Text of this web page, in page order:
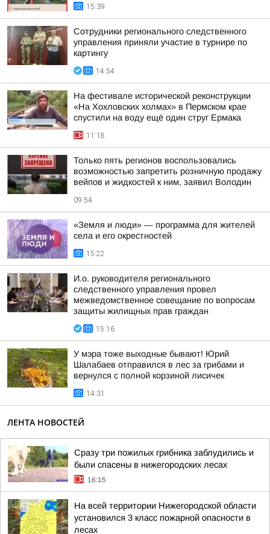
15:39
Сотрудники регионального следственного
управления приняли участие в турнире по
картингу
14:54
На фестивале исторической реконструкции
«На Хохловских холмах» в Пермском крае
спустили на воду ещё один струг Ермака
11:18
Только пять регионов воспользовались
возможностью запретить розничную продажу
вейпов и жидкостей к ним, заявил Володин
09:54
«Земля и люди» — программа для жителей
села и его окрестностей
15:22
И.о. руководителя регионального
следственного управления провел
межведомственное совещание по вопросам
защиты жилищных прав граждан
15:16
У мэра тоже выходные бывают! Юрий
Шалабаев отправился в лес за грибами и
вернулся с полной корзиной лисичек
14:31
ЛЕНТА НОВОСТЕЙ
Сразу три пожилых грибника заблудились и
были спасены в нижегородских лесах
16:15
На всей территории Нижегородской области
установился 3 класс пожарной опасности в
лесах